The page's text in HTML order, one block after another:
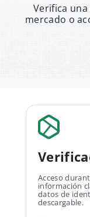
Verifica
mercado o
Acceso
información
datos de
descargable.